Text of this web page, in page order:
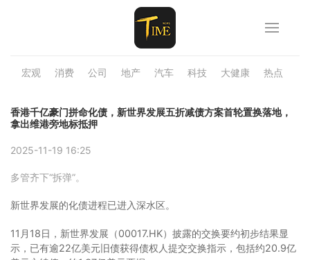
宏观 消费 公司 地产 汽车 科技 大健康 热点
香港千亿豪门拼命化债，新世界发展五折减债方案首轮置换落地，
拿出维港旁地标抵押
2025-11-19 16:25
多管齐下“拆弹”。
新世界发展的化债进程已进入深水区。
11月18日，新世界发展（00017.HK）披露的交换要约初步结果显
示，已有逾22亿美元旧债获得债权人提交交换指示，包括约20.9亿